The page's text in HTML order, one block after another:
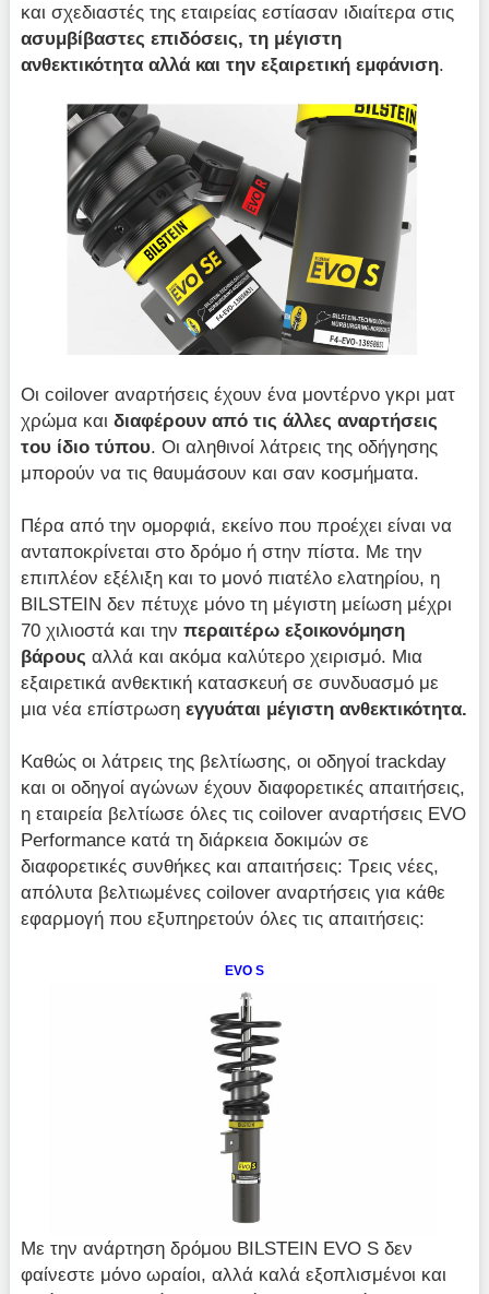
και σχεδιαστές της εταιρείας εστίασαν ιδιαίτερα στις
ασυμβίβαστες επιδόσεις, τη μέγιστη
ανθεκτικότητα αλλά και την εξαιρετική εμφάνιση.
Οι coilover αναρτήσεις έχουν ένα μοντέρνο γκρι ματ
χρώμα καιδιαφέρουν από τις άλλες αναρτήσεις
του ίδιο τύπου. Οι αληθινοί λάτρεις της οδήγησης
μπορούν να τις θαυμάσουν και σαν κοσμήματα.
Πέρα από την ομορφιά, εκείνο που προέχει είναι να
ανταποκρίνεται στο δρόμο ή στην πίστα. Με την
επιπλέον εξέλιξη και το μονό πιατέλο ελατηρίου, η
BILSTEIN δεν πέτυχε μόνο τη μέγιστη μείωση μέχρι
70 χιλιοστά και τηνπεραιτέρω εξοικονόμηση
βάρους αλλά και ακόμα καλύτερο χειρισμό. Μια
εξαιρετικά ανθεκτική κατασκευή σε συνδυασμό με
μια νέα επίστρωσηεγγυάται μέγιστη ανθεκτικότητα.
Καθώς οι λάτρεις της βελτίωσης, οι οδηγοί trackday
και οι οδηγοί αγώνων έχουν διαφορετικές απαιτήσεις,
η εταιρεία βελτίωσε όλες τις coilover αναρτήσεις EVO
Performance κατά τη διάρκεια δοκιμών σε
διαφορετικές συνθήκες και απαιτήσεις: Τρεις νέες,
απόλυτα βελτιωμένες coilover αναρτήσεις για κάθε
εφαρμογή που εξυπηρετούν όλες τις απαιτήσεις:
EVO S
Με την ανάρτηση δρόμου BILSTEIN EVO S δεν
φαίνεστε μόνο ωραίοι, αλλά καλά εξοπλισμένοι και